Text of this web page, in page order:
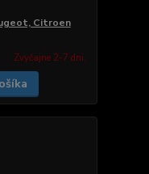
Citroen
Zvyčajne 2-7 dni.